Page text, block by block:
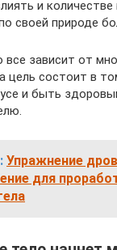
и
своей природе
все зависит от
цель состоит в
и быть
Упражнение
для